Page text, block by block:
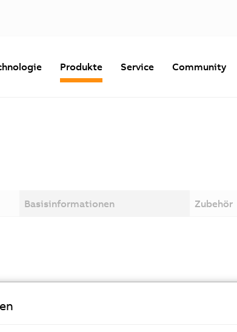
Produkte Service Community
Basisinformationen Zubehör